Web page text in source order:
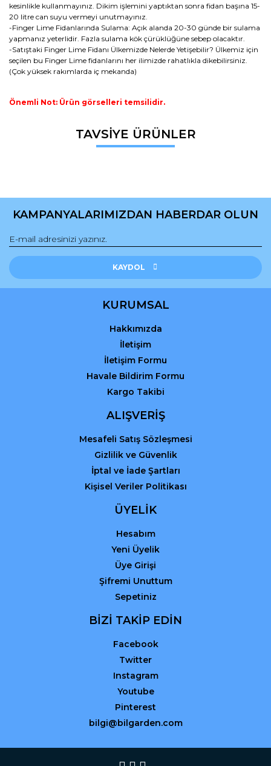
kesinlikle kullanmayınız. Dikim işlemini yaptıktan sonra fidan başına 15-
20 litre can suyu vermeyi unutmayınız.
-Finger Lime Fidanlarında Sulama: Açık alanda 20-30 günde bir sulama
yapmanız yeterlidir. Fazla sulama kök çürüklüğüne sebep olacaktır.
-Satıştaki Finger Lime Fidanı Ülkemizde Nelerde Yetişebilir? Ülkemiz için
seçilen bu Finger Lime fidanlarını her ilimizde rahatlıkla dikebilirsiniz.
(Çok yüksek rakımlarda iç mekanda)
Önemli Not: Ürün görselleri temsilidir.
Bu ürüne ilk yorumu siz yapın!
Bu ürünün fiyat bilgisi, resim, ürün açıklamalarında ve diğer
konularda yetersiz gördüğünüz noktaları öneri formunu
Ürün açıklamasında eksik bilgiler bulunuyor.
Ürün fiyatı diğer sitelerden daha pahalı.
Bu ürüne benzer farklı alternatifler olmalı.
Gönder
TAVSİYE ÜRÜNLER
KAMPANYALARIMIZDAN HABERDAR OLUN
KAYDOL
KURUMSAL
Hakkımızda
İletişim
İletişim Formu
Havale Bildirim Formu
Kargo Takibi
ALIŞVERİŞ
Mesafeli Satış Sözleşmesi
Gizlilik ve Güvenlik
İptal ve İade Şartları
Kişisel Veriler Politikası
ÜYELİK
Hesabım
Yeni Üyelik
Üye Girişi
Şifremi Unuttum
Sepetiniz
BİZİ TAKİP EDİN
Facebook
Twitter
Instagram
Youtube
Pinterest
bilgi@bilgarden.com